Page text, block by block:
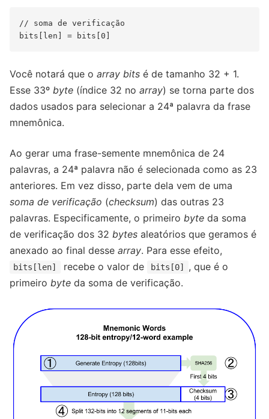
// soma de verificação
Você notará que o array bits é de tamanho 32 + 1.
Esse 33º byte (índice 32 no array) se torna parte dos
dados usados para selecionar a 24ª palavra da frase
mnemônica.
Ao gerar uma frase-semente mnemônica de 24
palavras, a 24ª palavra não é selecionada como as 23
anteriores. Em vez disso, parte dela vem de uma
soma de verificação (checksum) das outras 23
palavras. Especificamente, o primeiro byte da soma
de verificação dos 32 bytes aleatórios que geramos é
anexado ao final desse array. Para esse efeito,
bits[len] recebe o valor de bits[0]
, que é o
primeiro byte da soma de verificação.